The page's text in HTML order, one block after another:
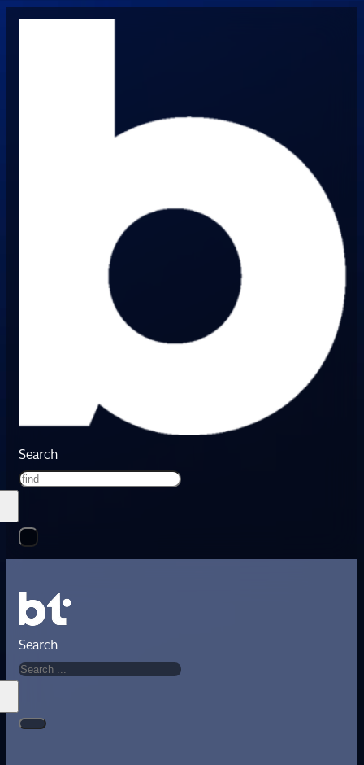
Search
Search